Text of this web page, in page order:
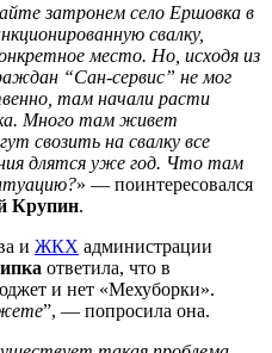
затронем село Ершовка в
свалку,
место. Но, исходя из
“Сан-сервис” не мог
там начали расти
Много там живет
свозить на свалку все
длятся уже год. Что там
» — поинтересовался
Крупин.
и ЖКХ администрации
ответила, что в
и нет «Мехуборки».
”, — попросила она.